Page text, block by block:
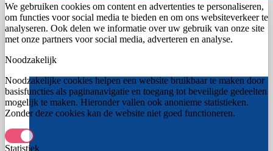
We gebruiken cookies om content en advertenties te personaliseren,
om functies voor social media te bieden en om ons websiteverkeer te
analyseren. Ook delen we informatie over uw gebruik van onze site
met onze partners voor social media, adverteren en analyse.
Noodzakelijk
Noodzakelijke cookies helpen een website bruikbaar te maken door
basisfuncties als paginanavigatie en toegang tot beveiligde gedeelten
mogelijk te maken. Hieronder vallen ook anonieme statistieken.
Zonder deze cookies kan de website niet goed functioneren.
Statistiek